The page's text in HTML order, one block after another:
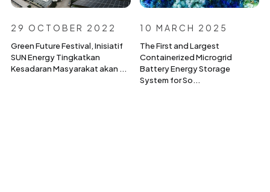
29 OCTOBER 2022
Green Future Festival, Inisiatif
SUN Energy Tingkatkan
Kesadaran Masyarakat akan ...
10 MARCH 2025
The First and Largest
Containerized Microgrid
Battery Energy Storage
System for So...